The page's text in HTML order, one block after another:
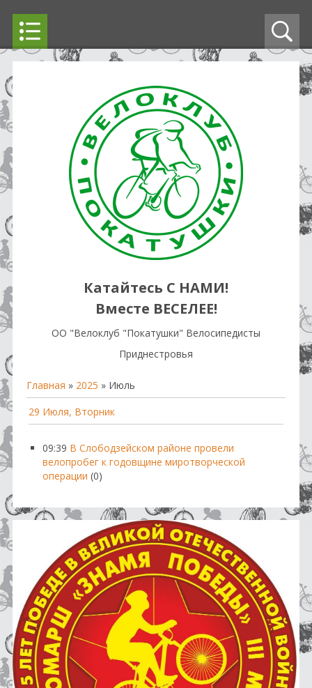
Катайтесь С НАМИ!
Вместе ВЕСЕЛЕЕ!
OO "Велоклуб "Покатушки" Велосипедисты
Приднестровья
Главная » 2025 » Июль
29 Июля, Вторник
09:39 В Слободзейском районе провели
велопробег к годовщине миротворческой
операции (0)